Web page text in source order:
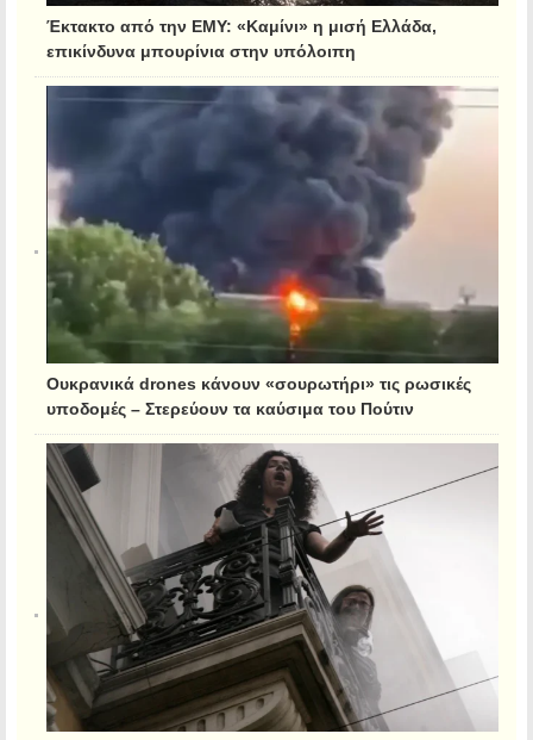
Έκτακτο από την ΕΜΥ: «Καμίνι» η μισή Ελλάδα,
επικίνδυνα μπουρίνια στην υπόλοιπη
Ουκρανικά drones κάνουν «σουρωτήρι» τις ρωσικές
υποδομές – Στερεύουν τα καύσιμα του Πούτιν